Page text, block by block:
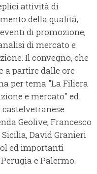
attività di
della qualità,
di promozione,
di mercato e
Il convegno, che
a partire dalle ore
per tema "La Filiera
e mercato" ed
Geolive, Francesco
David Granieri
ed importanti
e Palermo.